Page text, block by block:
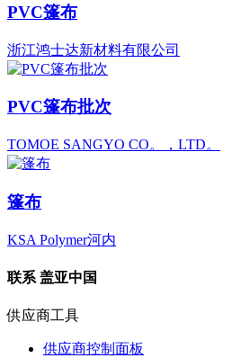
PVC篷布
浙江鸿士达新材料有限公司
PVC篷布批次
TOMOE SANGYO CO。，LTD。
篷布
KSA Polymer河内
联系 盖亚中国
供应商工具
供应商控制面板